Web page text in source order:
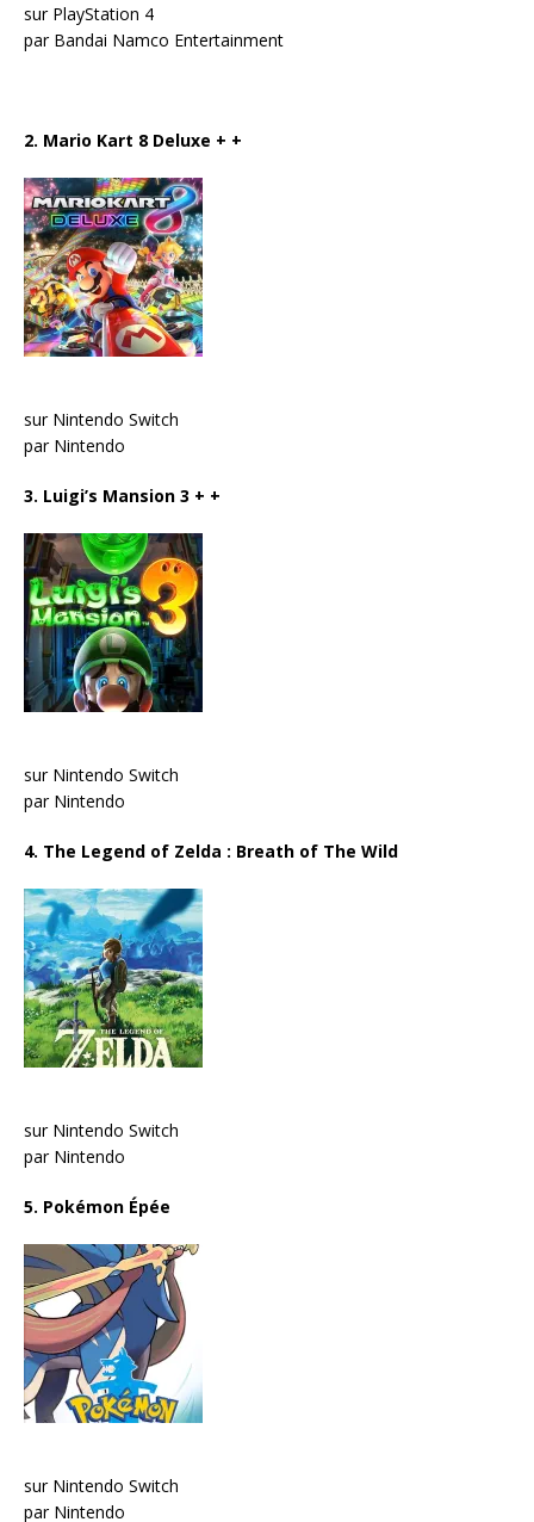
sur PlayStation 4
par Bandai Namco Entertainment
2. Mario Kart 8 Deluxe + +
sur Nintendo Switch
par Nintendo
3. Luigi’s Mansion 3 + +
sur Nintendo Switch
par Nintendo
4. The Legend of Zelda : Breath of The Wild
sur Nintendo Switch
par Nintendo
5. Pokémon Épée
sur Nintendo Switch
par Nintendo